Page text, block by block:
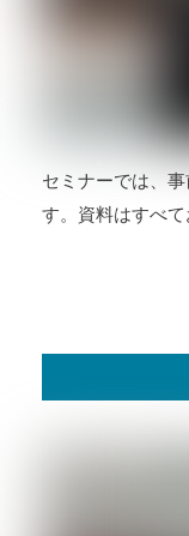
セミナーでは、
す。資料はすべて